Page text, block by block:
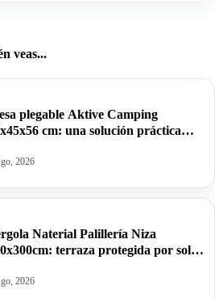
veas...
plegable Aktive Camping
cm: una solución práctica
libre por 18,64€.
2026
Naterial Palillería Niza
terraza protegida por solo
2026